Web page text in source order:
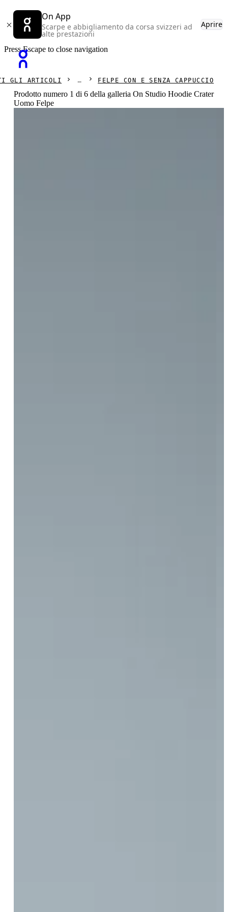
On App
Scarpe e abbigliamento da corsa svizzeri ad
alte prestazioni
Aprire
Press Escape to close navigation
GLI ARTICOLI FELPE CON E SENZA CAPPUCCIO
Prodotto numero 1 di 6 della galleria On Studio Hoodie Crater
Uomo Felpe